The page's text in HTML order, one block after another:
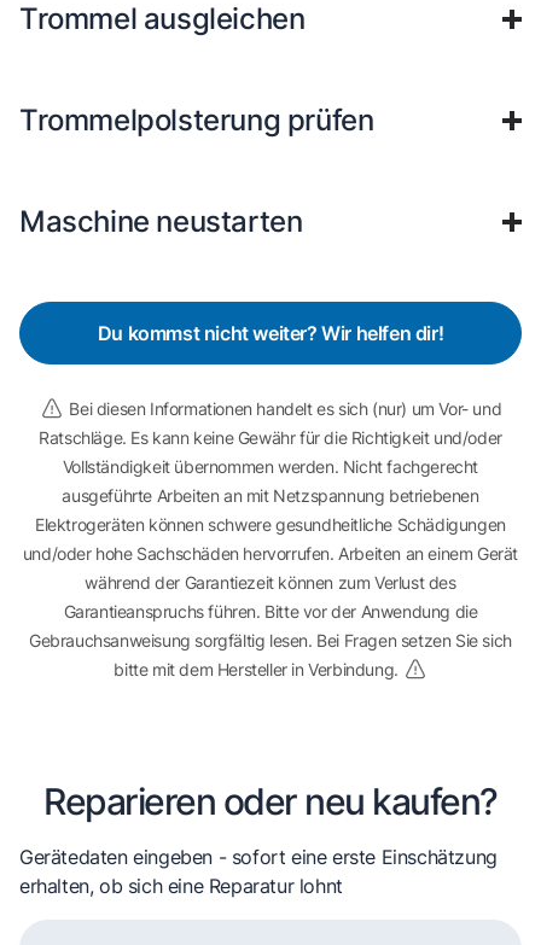
Trommel ausgleichen
Trommelpolsterung prüfen
Maschine neustarten
Du kommst nicht weiter? Wir helfen dir!
Bei diesen Informationen handelt es sich (nur) um Vor- und
Ratschläge. Es kann keine Gewähr für die Richtigkeit und/oder
Vollständigkeit übernommen werden. Nicht fachgerecht
ausgeführte Arbeiten an mit Netzspannung betriebenen
Elektrogeräten können schwere gesundheitliche Schädigungen
und/oder hohe Sachschäden hervorrufen. Arbeiten an einem Gerät
während der Garantiezeit können zum Verlust des
Garantieanspruchs führen. Bitte vor der Anwendung die
Gebrauchsanweisung sorgfältig lesen. Bei Fragen setzen Sie sich
bitte mit dem Hersteller in Verbindung.
Reparieren oder neu kaufen?
Gerätedaten eingeben - sofort eine erste Einschätzung
erhalten, ob sich eine Reparatur lohnt